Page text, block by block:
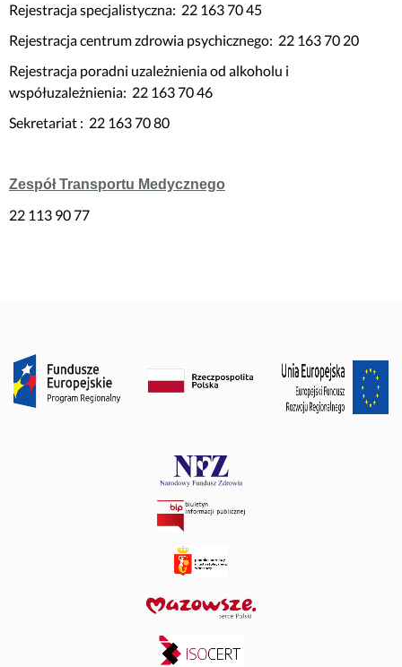
Rejestracja specjalistyczna: 22 163 70 45
Rejestracja centrum zdrowia psychicznego: 22 163 70 20
Rejestracja poradni uzależnienia od alkoholu i
współuzależnienia: 22 163 70 46
Sekretariat : 22 163 70 80
Zespół Transportu Medycznego
22 113 90 77